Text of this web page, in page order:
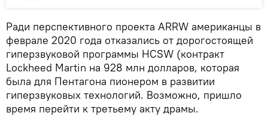
Ради перспективного проекта ARRW американцы в
феврале 2020 года отказались от дорогостоящей
гиперзвуковой программы HCSW (контракт
Lockheed Martin на 928 млн долларов, которая
была для Пентагона пионером в развитии
гиперзвуковых технологий. Возможно, пришло
время перейти к третьему акту драмы.